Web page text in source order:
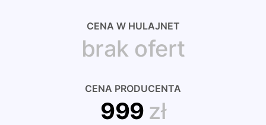
CENA W HULAJNET
brak ofert
CENA PRODUCENTA
999 zł